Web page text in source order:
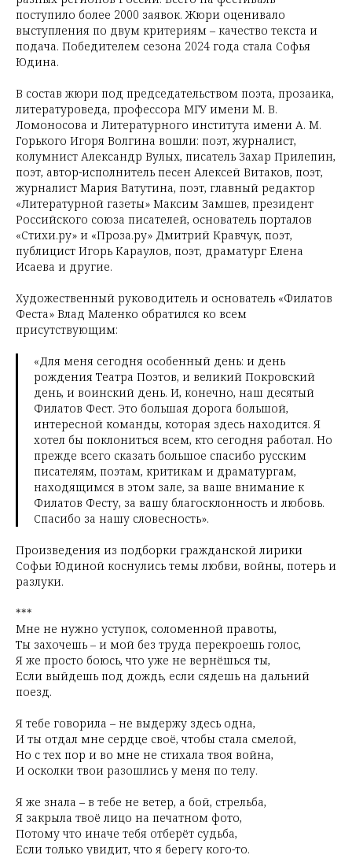
поступило более 2000 заявок. Жюри оценивало
выступления по двум критериям – качество текста и
подача. Победителем сезона 2024 года стала Софья
Юдина.
В состав жюри под председательством поэта, прозаика,
литературоведа, профессора МГУ имени М. В.
Ломоносова и Литературного института имени А. М.
Горького Игоря Волгина вошли: поэт, журналист,
колумнист Александр Вулых, писатель Захар Прилепин,
поэт, автор-исполнитель песен Алексей Витаков, поэт,
журналист Мария Ватутина, поэт, главный редактор
«Литературной газеты» Максим Замшев, президент
Российского союза писателей, основатель порталов
«Стихи.ру» и «Проза.ру» Дмитрий Кравчук, поэт,
публицист Игорь Караулов, поэт, драматург Елена
Исаева и другие.
Художественный руководитель и основатель «Филатов
Феста» Влад Маленко обратился ко всем
присутствующим:
«Для меня сегодня особенный день: и день
рождения Театра Поэтов, и великий Покровский
день, и воинский день. И, конечно, наш десятый
Филатов Фест. Это большая дорога большой,
интересной команды, которая здесь находится. Я
хотел бы поклониться всем, кто сегодня работал. Но
прежде всего сказать большое спасибо русским
писателям, поэтам, критикам и драматургам,
находящимся в этом зале, за ваше внимание к
Филатов Фесту, за вашу благосклонность и любовь.
Спасибо за нашу словесность».
Произведения из подборки гражданской лирики
Софьи Юдиной коснулись темы любви, войны, потерь и
разлуки.
***
Мне не нужно уступок, соломенной правоты,
Ты захочешь – и мой без труда перекроешь голос,
Я же просто боюсь, что уже не вернёшься ты,
Если выйдешь под дождь, если сядешь на дальний
поезд.
Я тебе говорила – не выдержу здесь одна,
И ты отдал мне сердце своё, чтобы стала смелой,
Но с тех пор и во мне не стихала твоя война,
И осколки твои разошлись у меня по телу.
Я же знала – в тебе не ветер, а бой, стрельба,
Я закрыла твоё лицо на печатном фото,
Потому что иначе тебя отберёт судьба,
Если только увидит, что я берегу кого-то.